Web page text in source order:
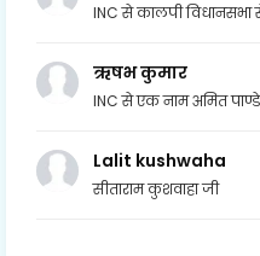
INC से कालपी विधानसभा
ऋषभ कुमार
INC से एक नाम अमित
Lalit kushwaha
सीताराम कुशवाहा जी